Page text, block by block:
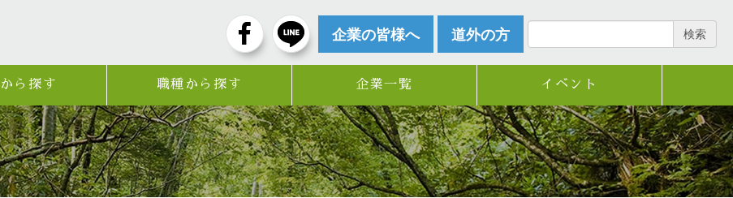
企業の皆様へ 道外の方 検索
ら探す 職種から探す 企業一覧 イベント